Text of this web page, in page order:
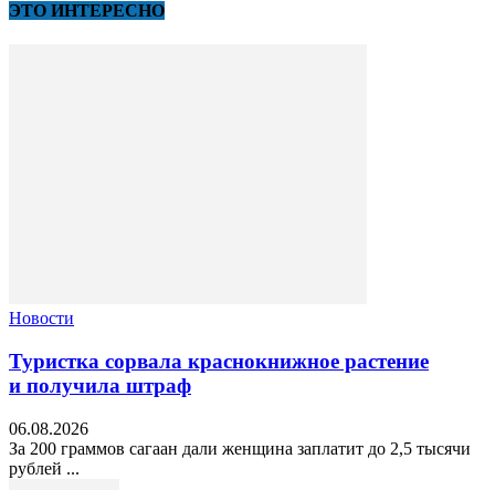
ЭТО ИНТЕРЕСНО
Новости
Туристка сорвала краснокнижное растение
и получила штраф
06.08.2026
За 200 граммов сагаан дали женщина заплатит до 2,5 тысячи
рублей ...